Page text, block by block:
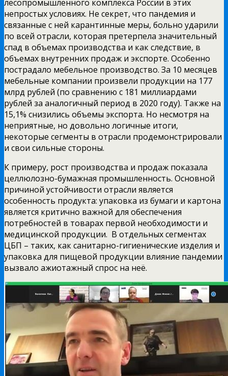
лесопромышленного комплекса России в этих
непростых условиях. Не секрет, что пандемия и
связанные с ней карантинные меры, больно ударили
по всей отрасли, которая претерпела значительный
спад в объемах производства и как следствие, в
объемах внутренних продаж и экспорте. Особенно
пострадало мебельное производство. За 10 месяцев
мебельные компании произвели продукции на 177
млрд рублей (по сравнению с 181 миллиардами
рублей за аналогичный период в 2020 году). Также на
15,1% снизились объемы экспорта. Но несмотря на
неприятные, но довольно логичные итоги,
некоторые сегменты в отрасли продемонстрировали
и свои сильные стороны.
К примеру, рост производства и продаж показала
целлюлозно-бумажная промышленность. Основной
причиной устойчивости отрасли является
особенность продукта: упаковка из бумаги и картона
является критично важной для обеспечения
потребностей в товарах первой необходимости и
медицинской продукции. В отдельных сегментах
ЦБП – таких, как санитарно-гигиенические изделия и
упаковка для пищевой продукции влияние пандемии
вызвало ажиотажный спрос на неё.